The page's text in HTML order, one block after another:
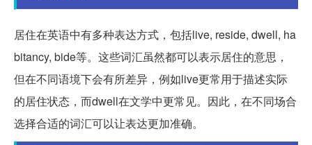
居住在英语中有多种表达方式，包括live, reside, dwell, ha
bitancy, bide等。这些词汇虽然都可以表示居住的意思，
但在不同语境下会有所差异，例如live更常用于描述实际
的居住状态，而dwell在文学中更常见。因此，在不同场合
选择合适的词汇可以让表达更加准确。